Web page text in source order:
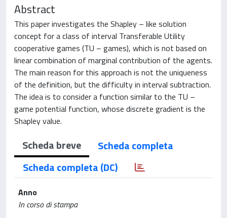
Abstract
This paper investigates the Shapley – like solution
concept for a class of interval Transferable Utility
cooperative games (TU – games), which is not based on
linear combination of marginal contribution of the agents.
The main reason for this approach is not the uniqueness
of the definition, but the difficulty in interval subtraction.
The idea is to consider a function similar to the TU –
game potential function, whose discrete gradient is the
Shapley value.
Scheda breve
Scheda completa
Scheda completa (DC)
Anno
In corso di stampa